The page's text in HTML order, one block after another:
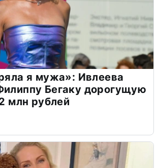
я мужа»: Ивлеева
Бегаку дорогущую
млн рублей